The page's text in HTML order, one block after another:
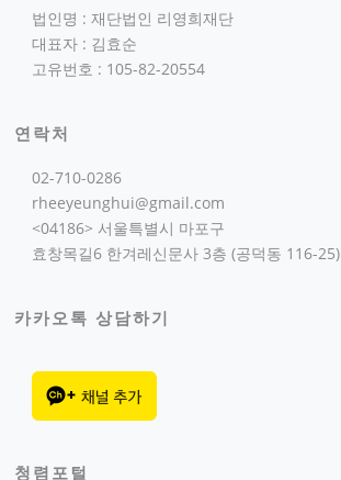
법인명 : 재단법인 리영희재단
대표자 : 김효순
고유번호 : 105-82-20554
연락처
02-710-0286
rheeyeunghui@gmail.com
<04186> 서울특별시 마포구
효창목길6 한겨레신문사 3층 (공덕동 116-25)
카카오톡 상담하기
청렴포털